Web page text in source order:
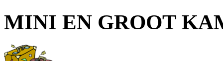
MINI EN GROOT